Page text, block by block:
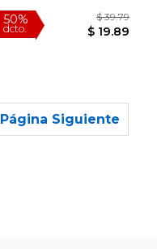
Página Siguiente